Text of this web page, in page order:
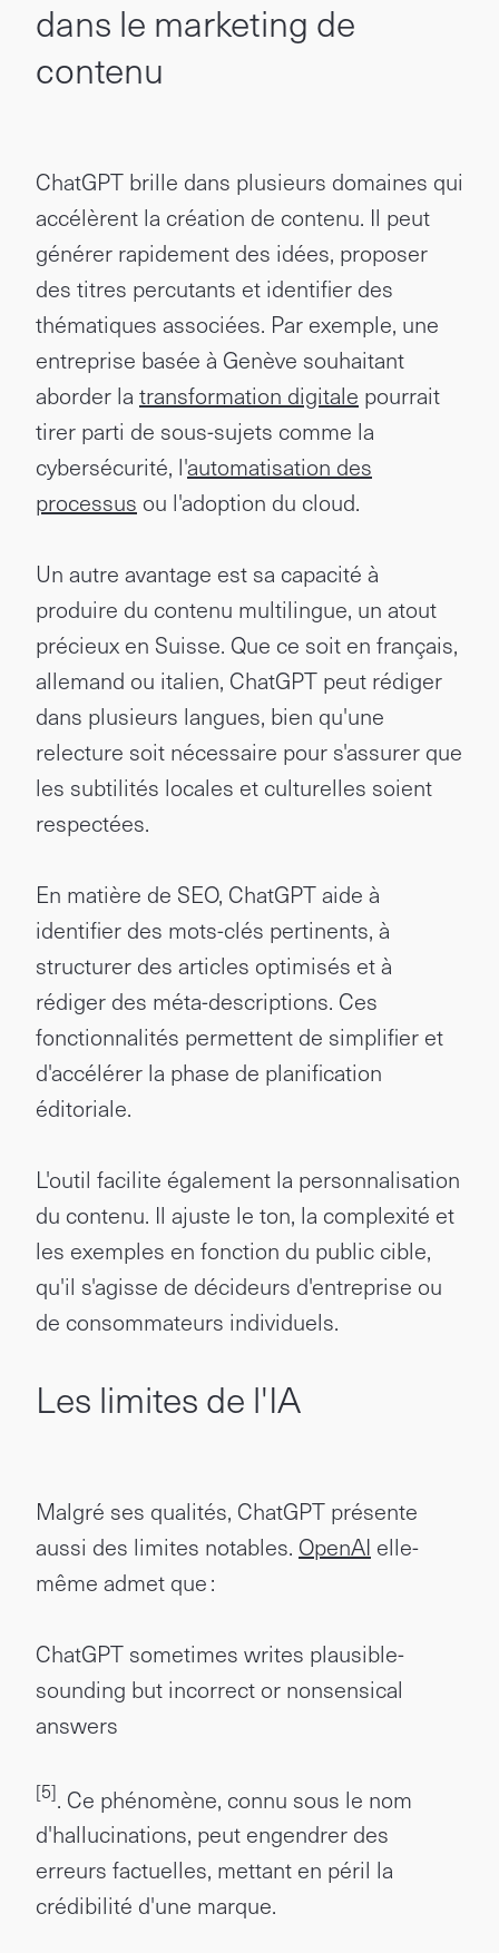
dans le marketing de
contenu
ChatGPT brille dans plusieurs domaines qui
accélèrent la création de contenu. Il peut
générer rapidement des idées, proposer
des titres percutants et identifier des
thématiques associées. Par exemple, une
entreprise basée à Genève souhaitant
aborder la transformation digitale pourrait
tirer parti de sous-sujets comme la
cybersécurité, l'automatisation des
processus ou l'adoption du cloud.
Un autre avantage est sa capacité à
produire du contenu multilingue, un atout
précieux en Suisse. Que ce soit en français,
allemand ou italien, ChatGPT peut rédiger
dans plusieurs langues, bien qu'une
relecture soit nécessaire pour s'assurer que
les subtilités locales et culturelles soient
respectées.
En matière de SEO, ChatGPT aide à
identifier des mots-clés pertinents, à
structurer des articles optimisés et à
rédiger des méta-descriptions. Ces
fonctionnalités permettent de simplifier et
d'accélérer la phase de planification
éditoriale.
L'outil facilite également la personnalisation
du contenu. Il ajuste le ton, la complexité et
les exemples en fonction du public cible,
qu'il s'agisse de décideurs d'entreprise ou
de consommateurs individuels.
Les limites de l'IA
Malgré ses qualités, ChatGPT présente
aussi des limites notables. OpenAI elle-
même admet que :
ChatGPT sometimes writes plausible-
sounding but incorrect or nonsensical
answers
[5]. Ce phénomène, connu sous le nom
d'hallucinations, peut engendrer des
erreurs factuelles, mettant en péril la
crédibilité d'une marque.